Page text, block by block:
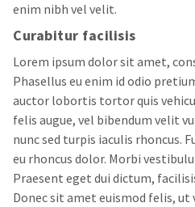
enim nibh vel velit.
Curabitur facilisis
Lorem ipsum dolor sit amet,
Phasellus eu enim id odio
auctor lobortis tortor quis
felis augue, vel bibendum velit
nunc sed turpis iaculis rhoncus.
eu rhoncus dolor. Morbi
Praesent eget dui dictum,
Donec sit amet euismod felis, ut